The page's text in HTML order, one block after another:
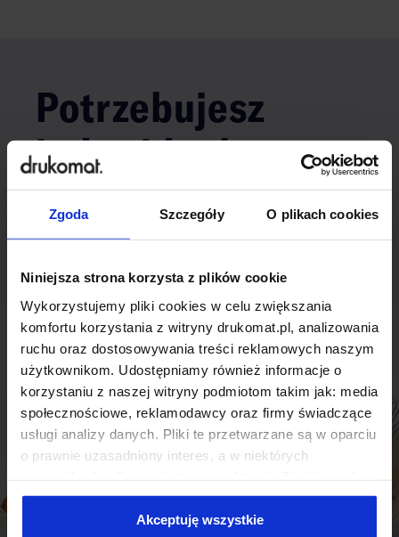
Zgoda Szczegóły O plikach cookies
Niniejsza strona korzysta z plików cookie
Wykorzystujemy pliki cookies w celu zwiększania
komfortu korzystania z witryny drukomat.pl, analizowania
ruchu oraz dostosowywania treści reklamowych naszym
użytkownikom. Udostępniamy również informacje o
korzystaniu z naszej witryny podmiotom takim jak: media
społecznościowe, reklamodawcy oraz firmy świadczące
usługi analizy danych. Pliki te przetwarzane są w oparciu
o prawnie uzasadniony interes, a w niektórych
Niektóre z plików cookies dostarczane i przetwarzane są
przez naszych zewnętrznych partnerów, z których listą
Akceptuję wszystkie
Potrzebujesz
indywidualnego
rozwiązania?
Odezwij się do nas, aby omówić
Skontaktuj się